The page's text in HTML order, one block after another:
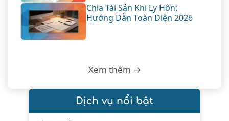
Chia Tài Sản Khi Ly Hôn:
Hướng Dẫn Toàn Diện 2026
Xem thêm →
Dịch vụ nổi bật